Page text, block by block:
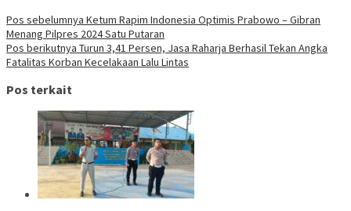
Pos sebelumnya Ketum Rapim Indonesia Optimis Prabowo – Gibran
Menang Pilpres 2024 Satu Putaran
Pos berikutnya Turun 3,41 Persen, Jasa Raharja Berhasil Tekan Angka
Fatalitas Korban Kecelakaan Lalu Lintas
Pos terkait